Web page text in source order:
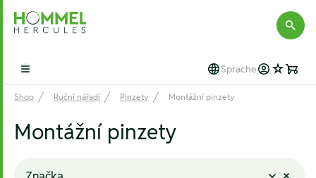
Hommel Hercules
Open main menu Sprache
Shop Ruční nářadí Pinzety Montážní pinzety
Montážní pinzety